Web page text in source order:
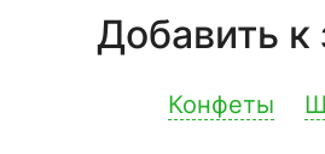
Добавить к
Конфеты